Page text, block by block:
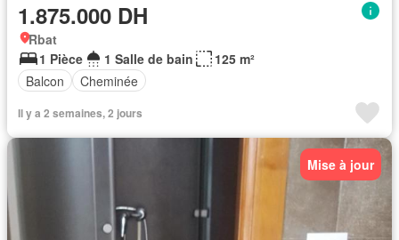
1.875.000 DH
Rbat
1 Pièce
1 Salle de bain
125 m²
Balcon
Cheminée
Il y a 2 semaines, 2 jours
Mise à jour